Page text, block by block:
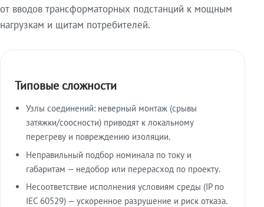
от вводов трансформаторных подстанций к мощным
нагрузкам и щитам потребителей.
Типовые сложности
Узлы соединений: неверный монтаж (срывы
затяжки/соосности) приводят к локальному
перегреву и повреждению изоляции.
Неправильный подбор номинала по току и
габаритам — недобор или перерасход по проекту.
Несоответствие исполнения условиям среды (IP по
IEC 60529) — ускоренное разрушение и риск отказа.